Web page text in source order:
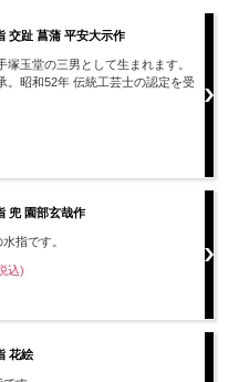
交趾 菖蒲 平安大示作
塚玉堂の三男として生まれます。
。昭和52年 伝統工芸士の認定を受
兜 園部玄哉作
指です。
込)
花絵